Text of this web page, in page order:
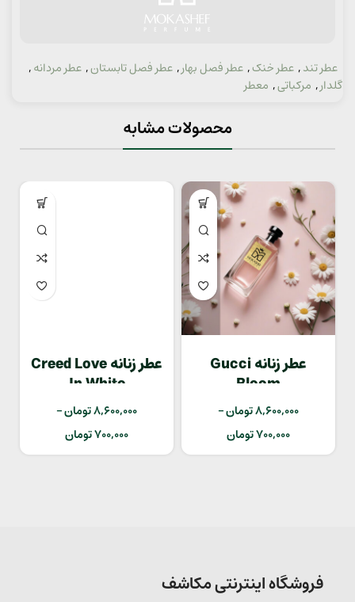
عطر تند, عطر خنک, عطر فصل بهار, عطر فصل تابستان, عطر مردانه,
گلدار, مرکباتی, معطر
محصولات مشابه
عطر زنانه Gucci
Bloom
8,600,000تومان–
700,000تومان
عطر زنانه Creed Love
In White
8,600,000تومان–
700,000تومان
فروشگاه اینترنتی مکاشف